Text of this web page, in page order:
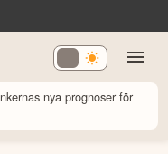
nya prognoser för